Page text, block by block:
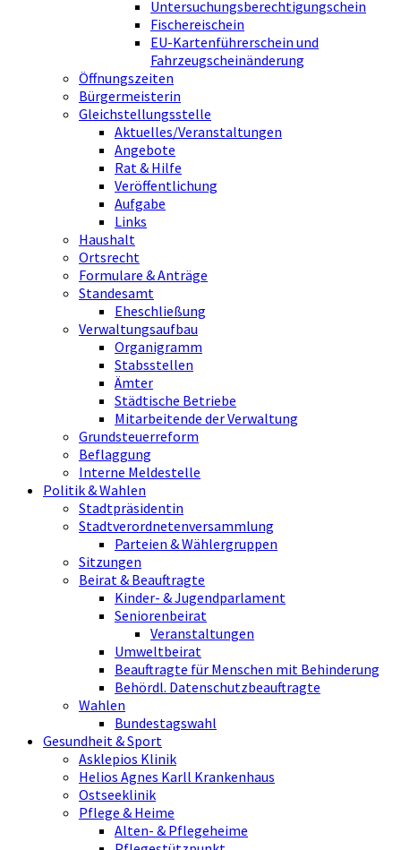
Untersuchungsberechtigungschein
Fischereischein
EU-Kartenführerschein und
Fahrzeugscheinänderung
Öffnungszeiten
Bürgermeisterin
Gleichstellungsstelle
Aktuelles/Veranstaltungen
Angebote
Rat & Hilfe
Veröffentlichung
Aufgabe
Links
Haushalt
Ortsrecht
Formulare & Anträge
Standesamt
Eheschließung
Verwaltungsaufbau
Organigramm
Stabsstellen
Ämter
Städtische Betriebe
Mitarbeitende der Verwaltung
Grundsteuerreform
Beflaggung
Interne Meldestelle
Politik & Wahlen
Stadtpräsidentin
Stadtverordnetenversammlung
Parteien & Wählergruppen
Sitzungen
Beirat & Beauftragte
Kinder- & Jugendparlament
Seniorenbeirat
Veranstaltungen
Umweltbeirat
Beauftragte für Menschen mit Behinderung
Behördl. Datenschutzbeauftragte
Wahlen
Bundestagswahl
Gesundheit & Sport
Asklepios Klinik
Helios Agnes Karll Krankenhaus
Ostseeklinik
Pflege & Heime
Alten- & Pflegeheime